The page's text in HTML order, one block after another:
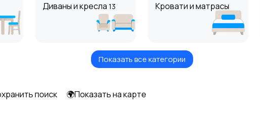
Диваны и кресла 13 Кровати и матрасы
Оформление
Текстиль и ковры
Показать все категории
поиск 🌍Показать на карте